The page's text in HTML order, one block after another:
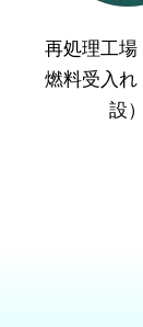
再処理工場
燃料受入れ
設